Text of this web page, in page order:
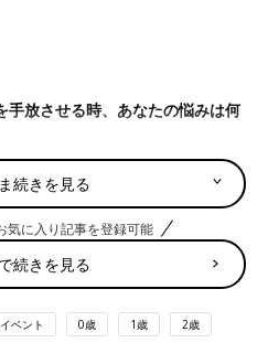
放させる時、あなたの悩みは何
大切にすることを同時に教える
子どもの気持ちもわかってしま
続きを見る
気に入り記事を登録可能
続きを見る
ベント 0歳 1歳 2歳